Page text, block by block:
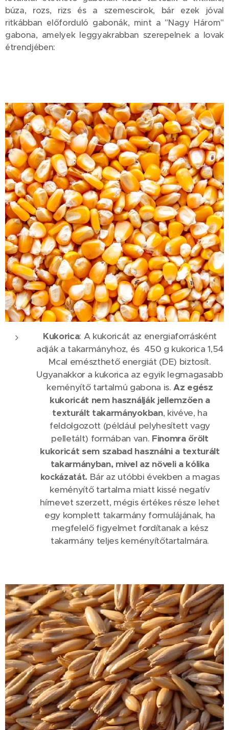
búza, rozs, rizs és a szemescirok, bár ezek jóval
ritkábban előforduló gabonák, mint a "Nagy Három"
gabona, amelyek leggyakrabban szerepelnek a lovak
étrendjében:
Kukorica: A kukoricát az energiaforrásként
adják a takarmányhoz, és 450 g kukorica 1,54
Mcal emészthető energiát (DE) biztosít.
Ugyanakkor a kukorica az egyik legmagasabb
keményítő tartalmú gabona is.Az egész
kukoricát nem használják jellemzően a
texturált takarmányokban, kivéve, ha
feldolgozott (például pelyhesített vagy
pelletált) formában van. Finomra őrölt
kukoricát sem szabad használni a texturált
takarmányban, mivel az növeli a kólika
kockázatát. Bár az utóbbi években a magas
keményítő tartalma miatt kissé negatív
hírnevet szerzett, mégis értékes része lehet
egy komplett takarmány formulájának, ha
megfelelő figyelmet fordítanak a kész
takarmány teljes keményítőtartalmára.